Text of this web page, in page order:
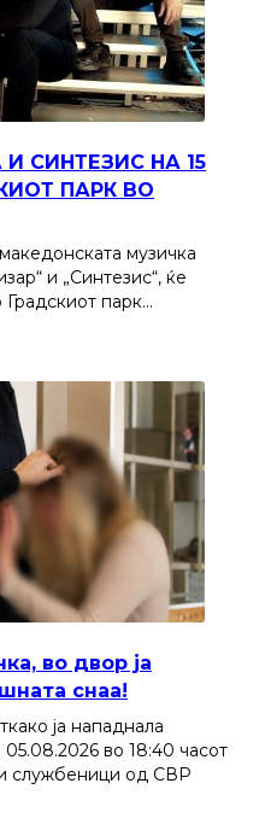
СИНТЕЗИС НА 15
ПАРК ВО
музичка
и „Синтезис“, ќе
Градскиот парк…
во двор ја
снаа!
ја нападнала
во 18:40 часот
службеници од СВР